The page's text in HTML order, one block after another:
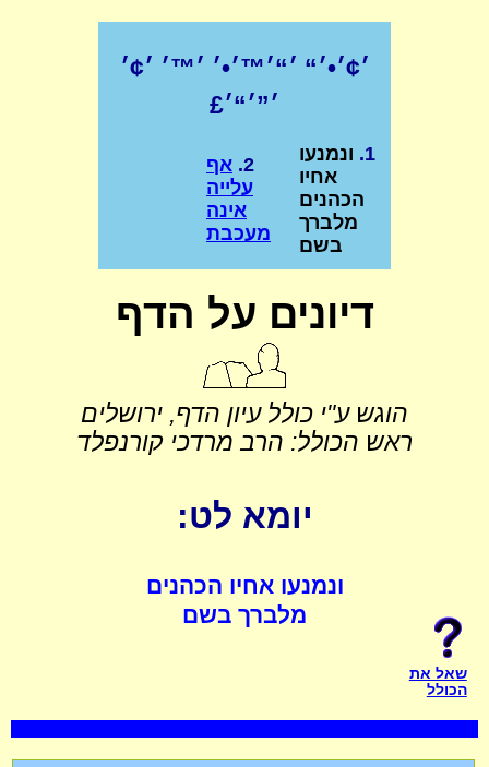
׳¢׳•׳“ ׳“׳™׳•׳ ׳™׳ ׳¢׳
׳”׳“׳£
1. ונמנעו
אחיו
הכהנים
מלברך
בשם
2. אף
עלייה
אינה
מעכבת
דיונים על הדף
הוגש ע"י כולל עיון הדף, ירושלים
ראש הכולל: הרב מרדכי קורנפלד
יומא לט:
ונמנעו אחיו הכהנים
מלברך בשם
שאל את
הכולל